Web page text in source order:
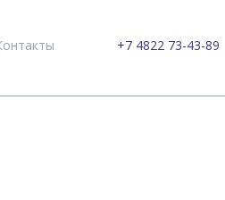
+7 4822 73-43-89